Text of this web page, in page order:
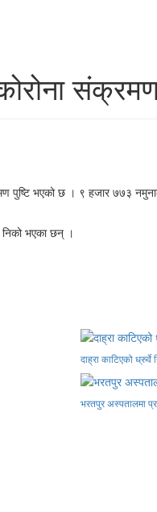
पुष्टि भएको छ । ९ हजार ७७३
भएका छन् ।
दाह्रा काटिएको
भरतपुर अस्पतालमा